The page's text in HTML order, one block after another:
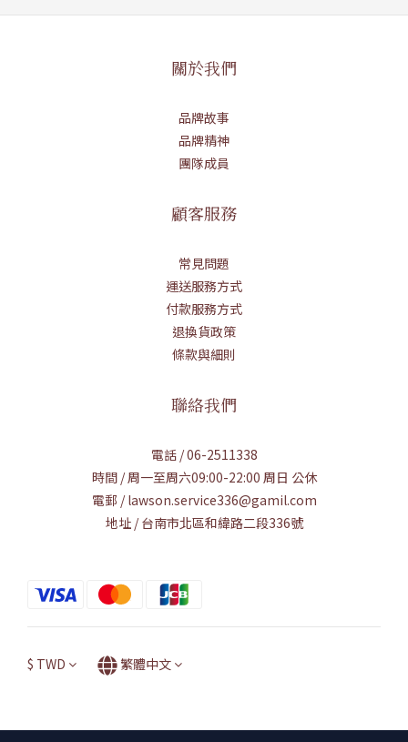
關於我們
品牌故事
品牌精神
團隊成員
顧客服務
常見問題
運送服務方式
付款服務方式
退換貨政策
條款與細則
聯絡我們
電話 / 06-2511338
時間 / 周一至周六09:00-22:00 周日 公休
電郵 / lawson.service336@gamil.com
地址 / 台南市北區和緯路二段336號
$ TWD 繁體中文